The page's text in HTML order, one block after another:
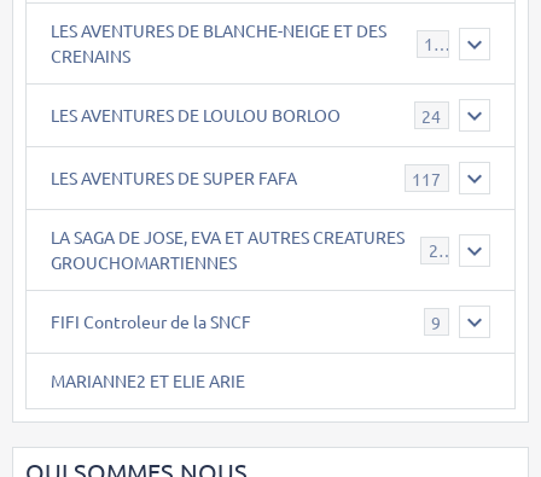
LES AVENTURES DE BLANCHE-NEIGE ET DES
CRENAINS
17
LES AVENTURES DE LOULOU BORLOO 24
LES AVENTURES DE SUPER FAFA 117
LA SAGA DE JOSE, EVA ET AUTRES CREATURES
GROUCHOMARTIENNES
26
FIFI Controleur de la SNCF 9
MARIANNE2 ET ELIE ARIE